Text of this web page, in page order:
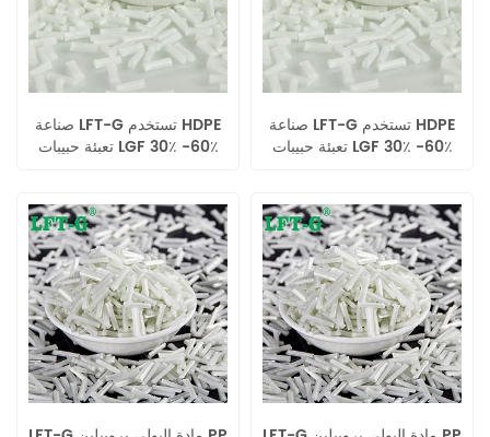
صناعة LFT-G تستخدم HDPE
تعبئة حبيبات LGF 30٪ -60٪
صناعة LFT-G تستخدم HDPE
تعبئة حبيبات LGF 30٪ -60٪